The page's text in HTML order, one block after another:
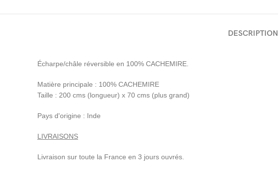
DESCRIPTION
Écharpe/châle réversible en 100% CACHEMIRE.
Matière principale : 100% CACHEMIRE
Taille : 200 cms (longueur) x 70 cms (plus grand)
Pays d'origine : Inde
LIVRAISONS
Livraison sur toute la France en 3 jours ouvrés.